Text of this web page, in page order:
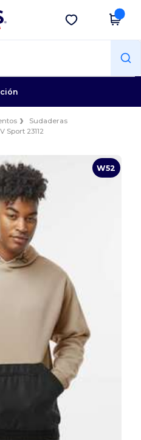
Descargar app
Sudaderas
Sport 23112
W52